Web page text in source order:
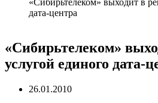
«Сибирьтелеком» выходит в
дата-центра
«Сибирьтелеком»
услугой единого дата-
26.01.2010